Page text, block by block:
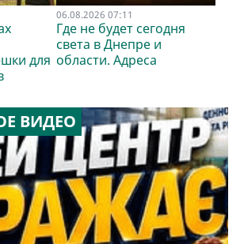
для
06.08.2026 07:11
Где не будет сегодня
света в Днепре и
области. Адреса
ВИДЕО